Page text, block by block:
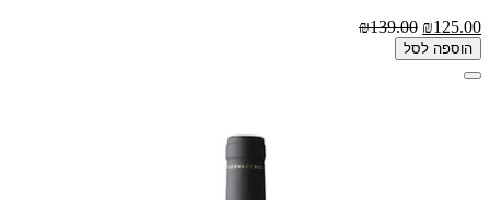
₪125.00
₪139.00
הוספה לסל